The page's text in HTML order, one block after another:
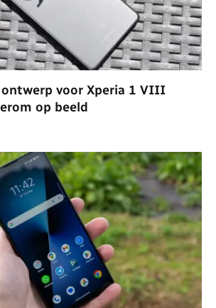
ontwerp voor Xperia 1 VIII
op beeld